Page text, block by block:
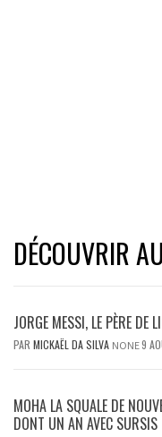
DÉCOUVRIR
JORGE MESSI, LE PÈRE
PAR MICKAËL DA SILVA NONE9
MOHA LA SQUALE DE
DONT UN AN AVEC SURSIS